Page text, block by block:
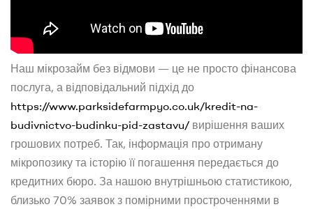
Наш мікрозайм без відмови — це не просто фінансова
послуга, а відповідальний підхід до
https://www.parksidefarmpyo.co.uk/kredit-na-
budivnictvo-budinku-pid-zastavu/ вирішення ваших
грошових потреб. Так, інформація про отриману
мікропозику та історію її погашення передається до
кредитних бюро. За нашою внутрішньою статистикою,
близько 70% заявок з помірними простроченнями в